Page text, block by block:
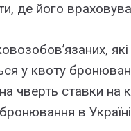
де його
у квоту
чверть ставки на
в